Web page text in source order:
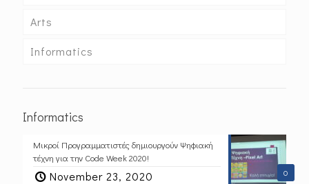
Arts
Informatics
Informatics
0
Μικροί Προγραμματιστές δημιουργούν Ψηφιακή
τέχνη για την Code Week 2020!
November 23, 2020